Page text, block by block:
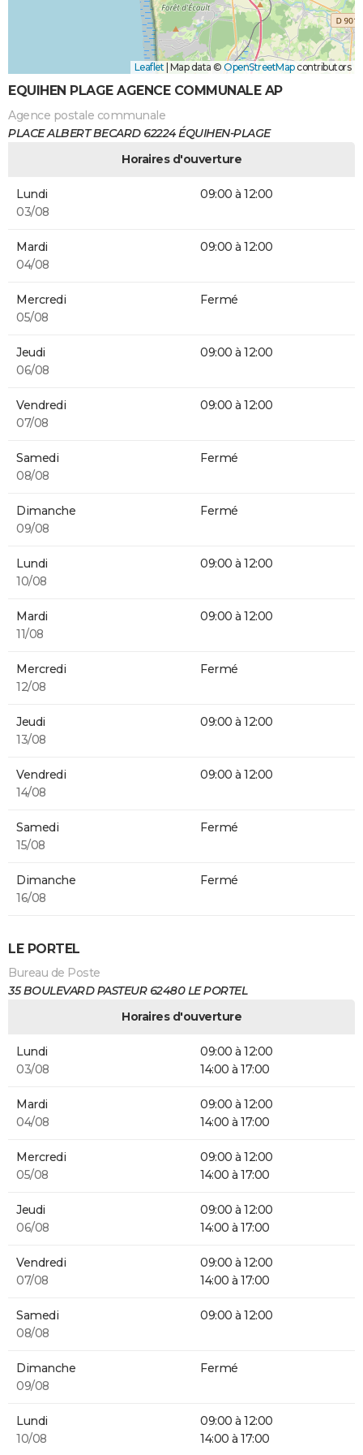
Leaflet Map data © OpenStreetMapcontributors
EQUIHEN PLAGE AGENCE COMMUNALE AP
Agence postale communale
PLACE ALBERT BECARD 62224 ÉQUIHEN-PLAGE
Horaires d'ouverture
Lundi
03/08
09:00 à 12:00
Mardi
04/08
09:00 à 12:00
Mercredi
05/08
Fermé
Jeudi
06/08
09:00 à 12:00
Vendredi
07/08
09:00 à 12:00
Samedi
08/08
Fermé
Dimanche
09/08
Fermé
Lundi
10/08
09:00 à 12:00
Mardi
11/08
09:00 à 12:00
Mercredi
12/08
Fermé
Jeudi
13/08
09:00 à 12:00
Vendredi
14/08
09:00 à 12:00
Samedi
15/08
Fermé
Dimanche
16/08
Fermé
LE PORTEL
Bureau de Poste
35 BOULEVARD PASTEUR 62480 LE PORTEL
Horaires d'ouverture
Lundi
03/08
09:00 à 12:00
14:00 à 17:00
Mardi
04/08
09:00 à 12:00
14:00 à 17:00
Mercredi
05/08
09:00 à 12:00
14:00 à 17:00
Jeudi
06/08
09:00 à 12:00
14:00 à 17:00
Vendredi
07/08
09:00 à 12:00
14:00 à 17:00
Samedi
08/08
09:00 à 12:00
Dimanche
09/08
Fermé
Lundi
10/08
09:00 à 12:00
14:00 à 17:00